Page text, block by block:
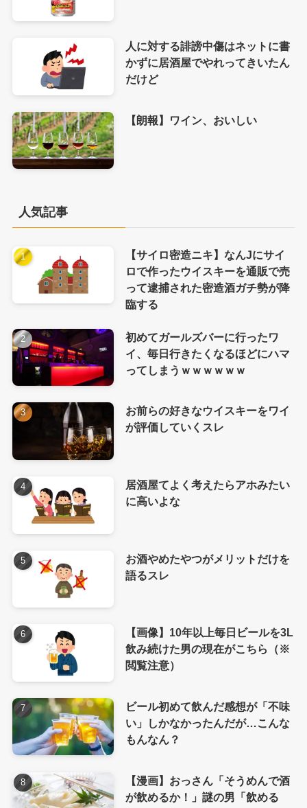
人に対する誹謗中傷はネットに書
かずに居酒屋でやれってきいたん
だけど
【朗報】ワイン、おいしい
人気記事
【サイロ密造ニキ】なんJにサイ
ロで作ったウイスキーを通販で売
って逮捕された密造酒ガチ勢が降
臨する
初めてガールズバーに行ったワ
イ、毎日行きたくなるほどにハマ
ってしまうｗｗｗｗｗｗ
お前らの好きなウイスキーをワイ
が評価していくスレ
居酒屋てよく考えたらアホみたい
に高いよな
お酒やめたやつがメリットだけを
語るスレ
【画像】10年以上毎日ビールを3L
飲み続けた男の現在がこちら（※
閲覧注意）
ビール初めて飲んだ感想が「不味
い」しかなかったんだが…こんな
もんなん？
【漫画】おっさん「そうめんで酒
が飲めるか！」謎の男「飲める